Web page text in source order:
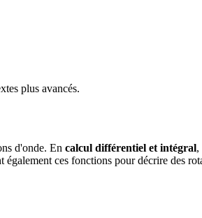
plus avancés.
d'onde. En calcul différentiel et intégral,
également ces fonctions pour décrire des